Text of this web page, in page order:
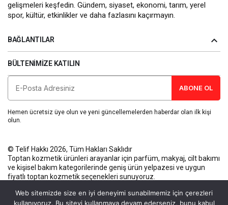
gelişmeleri keşfedin. Gündem, siyaset, ekonomi, tarım, yerel
spor, kültür, etkinlikler ve daha fazlasını kaçırmayın.
BAĞLANTILAR
BÜLTENIMIZE KATILIN
ABONE OL
Hemen ücretsiz üye olun ve yeni güncellemelerden haberdar olan ilk kişi
olun.
© Telif Hakkı 2026, Tüm Hakları Saklıdır
Toptan kozmetik ürünleri arayanlar için parfüm, makyaj, cilt bakımı
ve kişisel bakım kategorilerinde geniş ürün yelpazesi ve uygun
fiyatlı toptan kozmetik seçenekleri sunuyoruz.
Web sitemizde size en iyi deneyimi sunabilmemiz için çerezleri
kullanıyoruz. Bu siteyi kullanmaya devam ederseniz, bunu kabul